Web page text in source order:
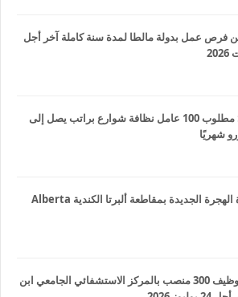
فرص عمل بدولة مالطا لمدة سنة كاملة آخر أجل
إسبانيا : مطلوب 100 عامل نظافة شوارع براتب يصل إلى
استمارة الهجرة الجديدة بمقاطعة ألبرتا الكندية Alberta
مباراة توظيف 300 منصب بالمركز الاستشفائي الجامعي ابن